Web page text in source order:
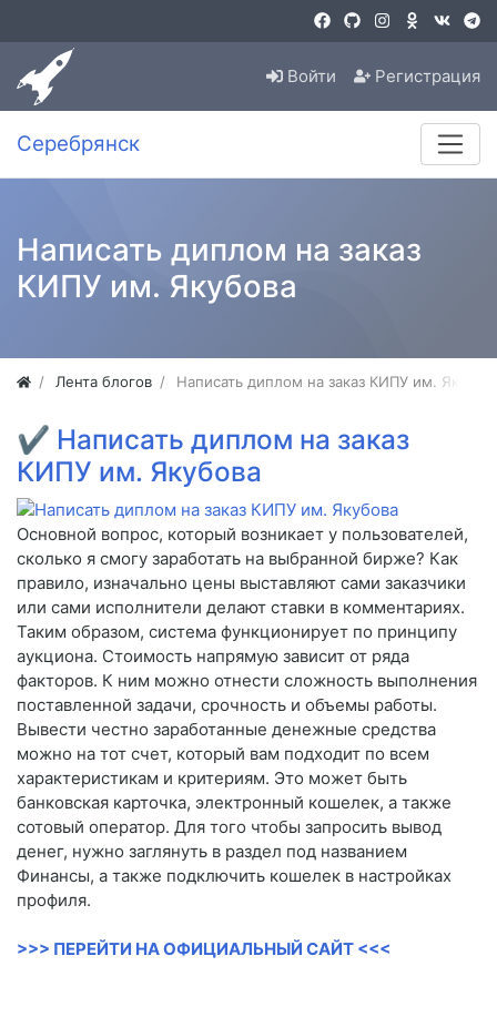
Войти Регистрация
Серебрянск
Написать диплом на заказ
КИПУ им. Якубова
Лента блогов Написать диплом на заказ КИПУ им.
✔ Написать диплом на заказ
КИПУ им. Якубова
Основной вопрос, который возникает у пользователей,
сколько я смогу заработать на выбранной бирже? Как
правило, изначально цены выставляют сами заказчики
или сами исполнители делают ставки в комментариях.
Таким образом, система функционирует по принципу
аукциона. Стоимость напрямую зависит от ряда
факторов. К ним можно отнести сложность выполнения
поставленной задачи, срочность и объемы работы.
Вывести честно заработанные денежные средства
можно на тот счет, который вам подходит по всем
характеристикам и критериям. Это может быть
банковская карточка, электронный кошелек, а также
сотовый оператор. Для того чтобы запросить вывод
денег, нужно заглянуть в раздел под названием
Финансы, а также подключить кошелек в настройках
профиля.
>>> ПЕРЕЙТИ НА ОФИЦИАЛЬНЫЙ САЙТ <<<